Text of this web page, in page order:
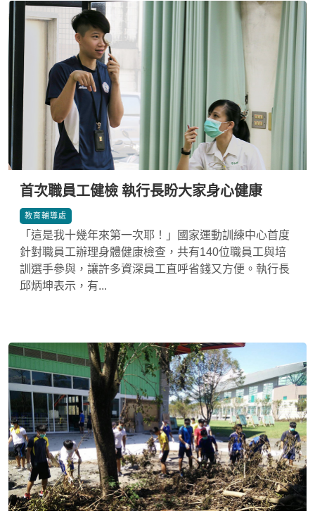
首次職員工健檢 執行長盼大家身心健康
教育輔導處 *
「這是我十幾年來第一次耶！」國家運動訓練中心首度
針對職員工辦理身體健康檢查，共有140位職員工與培
訓選手參與，讓許多資深員工直呼省錢又方便。執行長
邱炳坤表示，有...